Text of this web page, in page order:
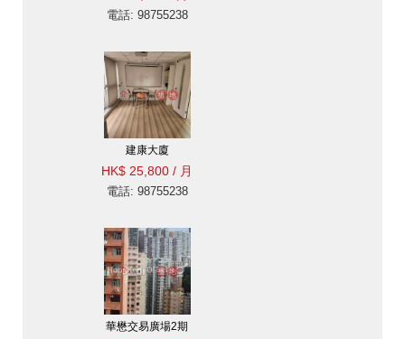
電話: 98755238
建康大廈
HK$ 25,800 / 月
電話: 98755238
華懋交易廣場2期